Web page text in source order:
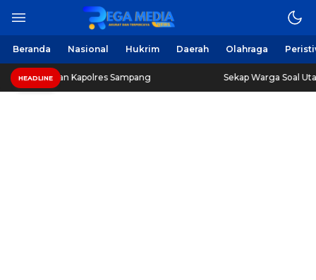
Beranda Nasional Hukrim Daerah Olahraga
HEADLINE
Kapolres Sampang Sekap Warga Soal Utang, 3 Pria